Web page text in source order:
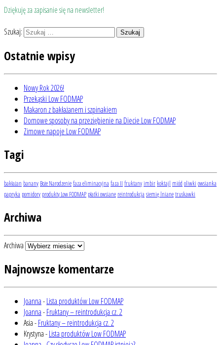
Dziękuję za zapisanie się na newsletter!
Szukaj:
Ostatnie wpisy
Nowy Rok 2026!
Przekąski Low FODMAP
Makaron z bakłażanem i szpinakiem
Domowe sposoby na przeziębienie na Diecie Low FODMAP
Zimowe napoje Low FODMAP
Tagi
bakłażan banany Boże Narodzeniefaza eliminacyjna faza II fruktanyimbir koktajl miód oliwki owsianka
papryka pomidory produkty Low FODMAP płatki owsiane reintrodukcja siemię lnianetruskawki
Archiwa
Archiwa
Najnowsze komentarze
Joanna-Lista produktów Low FODMAP
Joanna-Fruktany – reintrodukcja cz. 2
Asia-Fruktany – reintrodukcja cz. 2
Krystyna-Lista produktów Low FODMAP